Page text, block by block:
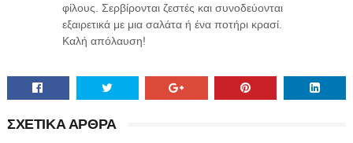
φίλους. Σερβίρονται ζεστές και συνοδεύονται
εξαιρετικά με μια σαλάτα ή ένα ποτήρι κρασί.
Καλή απόλαυση!
ΣΧΕΤΙΚΑ ΑΡΘΡΑ